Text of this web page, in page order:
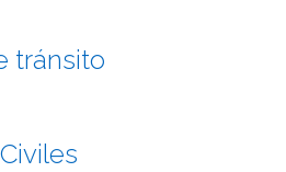
tránsito